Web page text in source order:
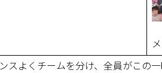
スよくチームを分け、全員がこの